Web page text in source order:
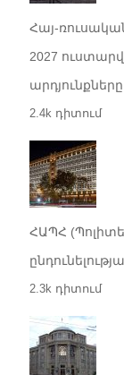
Հայ-
2027
արդյունքները
2.4k դիտում
ՀԱՊՀ
2.3k դիտում